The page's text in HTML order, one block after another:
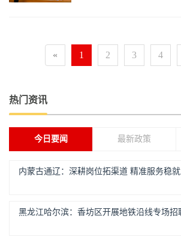
« 1 2 3 4
热门资讯
今日要闻 最新政策
内蒙古通辽：深耕岗位拓渠道 精准服务稳
黑龙江哈尔滨：香坊区开展地铁沿线专场招